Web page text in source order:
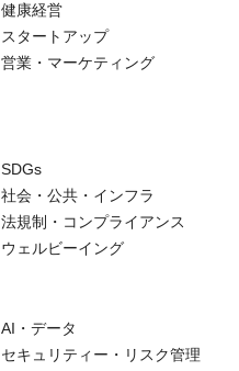
健康経営
スタートアップ
営業・マーケティング
SDGs
社会・公共・インフラ
法規制・コンプライアンス
ウェルビーイング
AI・データ
セキュリティー・リスク管理